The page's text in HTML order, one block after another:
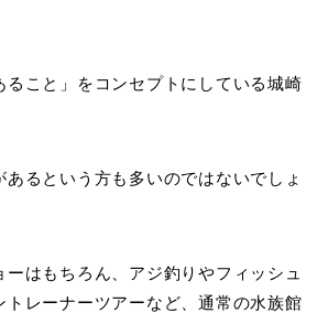
ること」をコンセプトにしている城崎
るという方も多いのではないでしょ
はもちろん、アジ釣りやフィッシュ
トレーナーツアーなど、通常の水族館